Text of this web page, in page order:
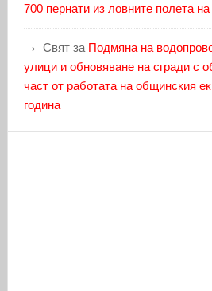
700 пернати из ловните полета
Святза Подмяна на
улици и обновяване на сгради с
част от работата на общинския
година